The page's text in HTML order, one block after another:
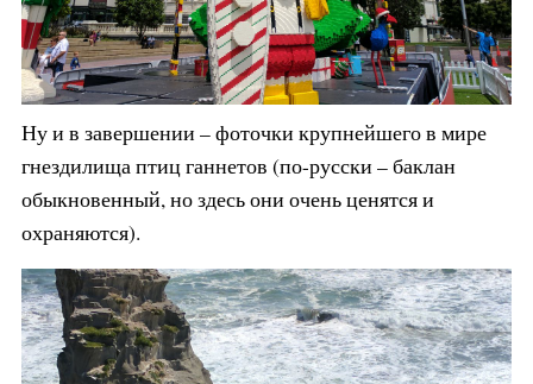
Ну и в завершении – фоточки крупнейшего в мире
гнездилища птиц ганнетов (по-русски – баклан
обыкновенный, но здесь они очень ценятся и
охраняются).